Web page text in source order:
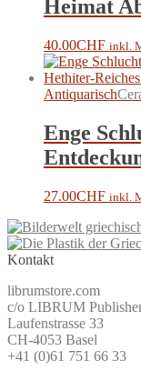
Heimat
40.00CHF inkl.
Antiquarisch
Enge
27.00CHF inkl.
Kontakt
librumstore.com
c/o LIBRUM
Laufenstrasse 33
CH-4053 Basel
+41 (0)61 751 66 33